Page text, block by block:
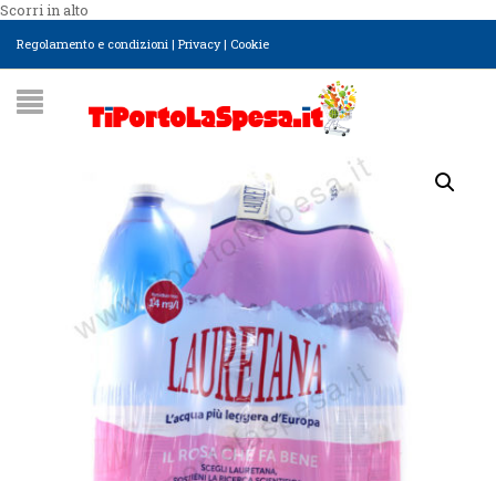
Scorri in alto
Regolamento e condizioni | Privacy| Cookie